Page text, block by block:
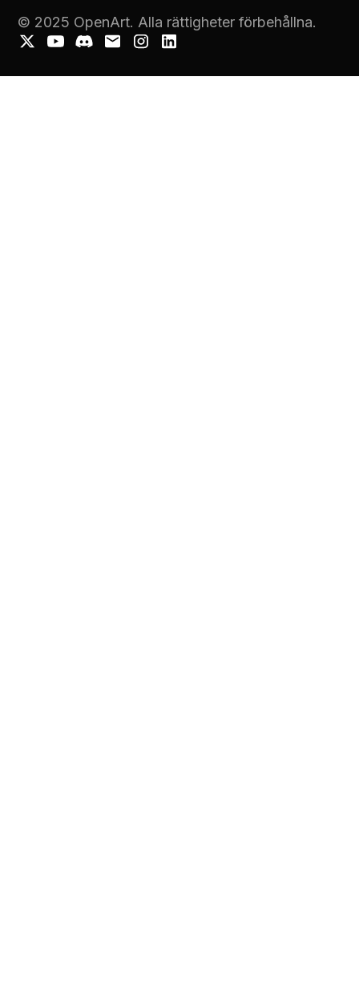
© 2025 OpenArt. Alla rättigheter förbehållna.